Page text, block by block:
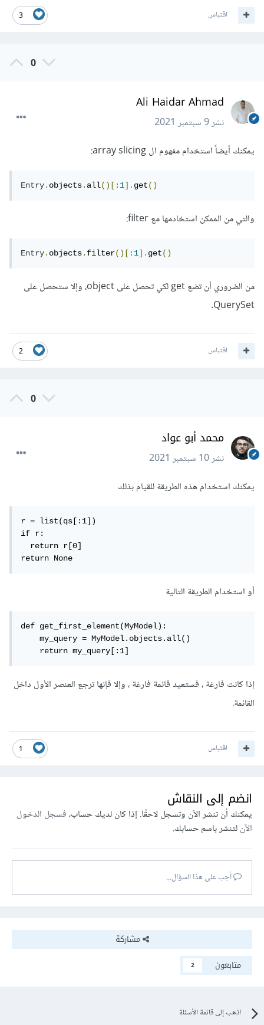
3 اقتباس
0
Ali Haidar Ahmad
نشر9 سبتمبر 2021
يمكنك أيضاً استخدام مفهوم ال array slicing:
Entry.objects.all()[:1].get()
والتي من الممكن استخادمها مع filter:
Entry.objects.filter()[:1].get()
من الضروري أن تضع get لكي تحصل على object، وإلا ستحصل على
QuerySet.
2 اقتباس
0
محمد أبو عواد
نشر10 سبتمبر 2021
يمكنك استخدام هذه الطريقة للقيام بذلك
r = list(qs[:1])
if r:
  return r[0]
return None
أو استخدام الطريقة التالية
def get_first_element(MyModel):
    my_query = MyModel.objects.all()
    return my_query[:1]
إذا كانت فارغة ، فستعيد قائمة فارغة ، وإلا فإنها ترجع العنصر الأول داخل
القائمة.
1 اقتباس
انضم إلى النقاش
يمكنك أن تنشر الآن وتسجل لاحقًا. إذا كان لديك حساب،فسجل الدخول
الآنلتنشر باسم حسابك.
أجب على هذا السؤال...
مشاركة
متابعون
2
اذهب إلى قائمة الأسئلة